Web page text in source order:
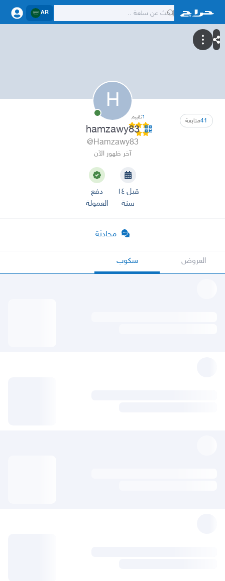
AR
H
41متابعة 1تقييم
hamzawy83
@Hamzawy83
آخر ظهور الآن
قبل ١٤
سنة
دفع
العمولة
محادثة
العروض سكوب